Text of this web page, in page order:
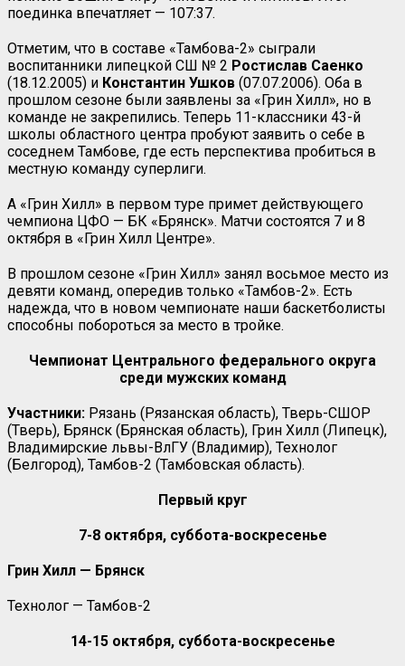
поединка впечатляет — 107:37.
Отметим, что в составе «Тамбова-2» сыграли
воспитанники липецкой СШ № 2 Ростислав Саенко
(18.12.2005) и Константин Ушков (07.07.2006). Оба в
прошлом сезоне были заявлены за «Грин Хилл», но в
команде не закрепились. Теперь 11-классники 43-й
школы областного центра пробуют заявить о себе в
соседнем Тамбове, где есть перспектива пробиться в
местную команду суперлиги.
А «Грин Хилл» в первом туре примет действующего
чемпиона ЦФО — БК «Брянск». Матчи состоятся 7 и 8
октября в «Грин Хилл Центре».
В прошлом сезоне «Грин Хилл» занял восьмое место из
девяти команд, опередив только «Тамбов-2». Есть
надежда, что в новом чемпионате наши баскетболисты
способны побороться за место в тройке.
Чемпионат Центрального федерального округа
среди мужских команд
Участники: Рязань (Рязанская область), Тверь-СШОР
(Тверь), Брянск (Брянская область), Грин Хилл (Липецк),
Владимирские львы-ВлГУ (Владимир), Технолог
(Белгород), Тамбов-2 (Тамбовская область).
Первый круг
7-8 октября, суббота-воскресенье
Грин Хилл — Брянск
Технолог — Тамбов-2
14-15 октября, суббота-воскресенье